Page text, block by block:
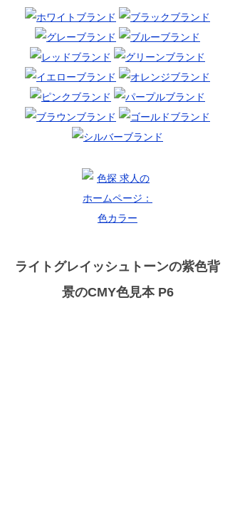
ライトグレイッシュトーンの紫色背
景のCMY色見本 P6